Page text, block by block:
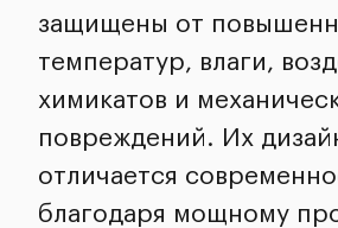
защищены от
температур, влаги,
химикатов и
повреждений. Их
отличается
благодаря мощному